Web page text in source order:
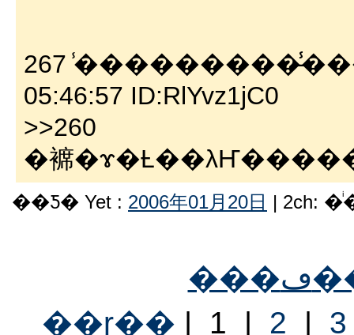
267
05:46:57 ID:RlYvz1jC0
>>260
��Ƽ� Yet : 2006年01月20日 | 2ch:
��ɽ�� | 1 | 2 |